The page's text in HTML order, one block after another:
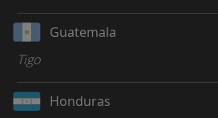
Guatemala
Tigo
Honduras